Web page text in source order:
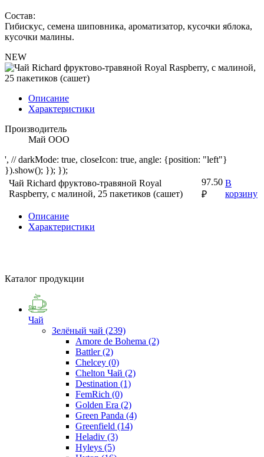
Состав:
Гибискус, семена шиповника, ароматизатор, кусочки яблока,
кусочки малины.
NEW
Описание
Характеристики
Производитель
Май ООО
', // darkMode: true, closeIcon: true, angle: {position: "left"}
}).show(); }); });
Чай Richard фруктово-травяной Royal
Raspberry, с малиной, 25 пакетиков (сашет)
97.50
₽
В
корзину
Описание
Характеристики
Каталог продукции
Чай
Зелёный чай (239)
Amore de Bohema (2)
Battler(2)
Chelcey (0)
Chelton Чай (2)
Destination (1)
FemRich (0)
Golden Era (2)
Green Panda (4)
Greenfield (14)
Heladiv (3)
Hyleys (5)